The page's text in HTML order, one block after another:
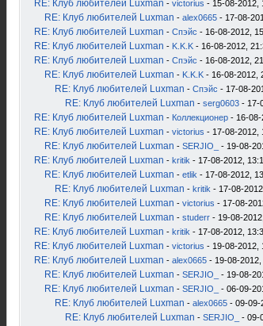
RE: Клуб любителей Luxman - victorius - 15-08-2012,
RE: Клуб любителей Luxman - alex0665 - 17-08-
RE: Клуб любителей Luxman - Спэйс - 16-08-2012,
RE: Клуб любителей Luxman - K.K.K - 16-08-2012,
RE: Клуб любителей Luxman - Спэйс - 16-08-2012,
RE: Клуб любителей Luxman - K.K.K - 16-08-2012,
RE: Клуб любителей Luxman - Спэйс - 17-08-
RE: Клуб любителей Luxman - serg0603 - 17-
RE: Клуб любителей Luxman - Коллекционер - 16-08-
RE: Клуб любителей Luxman - victorius - 17-08-2012,
RE: Клуб любителей Luxman - SERJIO_ - 19-08-
RE: Клуб любителей Luxman - kritik - 17-08-2012,
RE: Клуб любителей Luxman - etlik - 17-08-2012,
RE: Клуб любителей Luxman - kritik - 17-08-
RE: Клуб любителей Luxman - victorius - 17-08-
RE: Клуб любителей Luxman - studerr - 19-08-
RE: Клуб любителей Luxman - kritik - 17-08-2012,
RE: Клуб любителей Luxman - victorius - 19-08-2012,
RE: Клуб любителей Luxman - alex0665 - 19-08-2012,
RE: Клуб любителей Luxman - SERJIO_ - 19-08-
RE: Клуб любителей Luxman - SERJIO_ - 06-09-
RE: Клуб любителей Luxman - alex0665 - 09-09-
RE: Клуб любителей Luxman - SERJIO_ - 09-